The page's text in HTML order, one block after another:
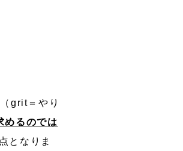
grit＝やり
めるのでは
となりま